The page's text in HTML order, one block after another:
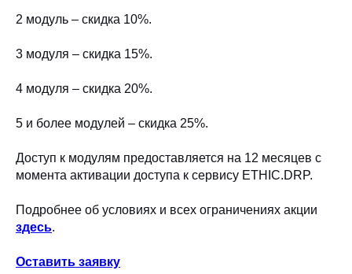
2 модуль – скидка 10%.
3 модуля – скидка 15%.
4 модуля – скидка 20%.
5 и более модулей – скидка 25%.
Доступ к модулям предоставляется на 12 месяцев с
момента активации доступа к сервису ETHIC.DRP.
Подробнее об условиях и всех ограничениях акции
здесь.
Оставить заявку